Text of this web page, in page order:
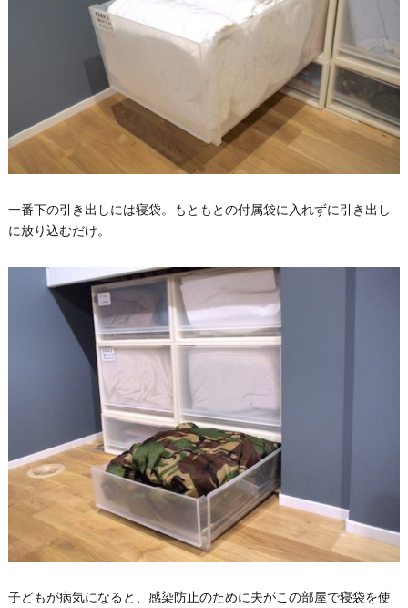
一番下の引き出しには寝袋。もともとの付属袋に入れずに引き出し
に放り込むだけ。
子どもが病気になると、感染防止のために夫がこの部屋で寝袋を使